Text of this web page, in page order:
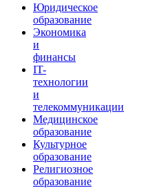
Юридическое
образование
Экономика
и
финансы
IT-
технологии
и
телекоммуникации
Медицинское
образование
Культурное
образование
Религиозное
образование